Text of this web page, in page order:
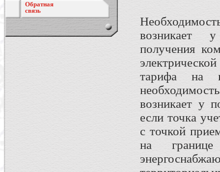
Обратная
связь
возникает
получения
тарифа на
возникает у
если точка
с точкой
на границе